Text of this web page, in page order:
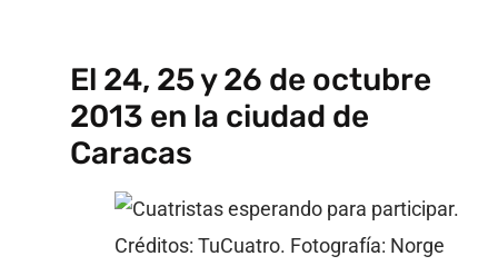
El 24, 25 y 26 de octubre
2013 en la ciudad de
Caracas